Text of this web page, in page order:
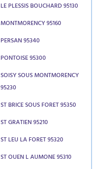
LE PLESSIS BOUCHARD 95130
MONTMORENCY 95160
PERSAN 95340
PONTOISE 95300
SOISY SOUS MONTMORENCY
95230
ST BRICE SOUS FORET 95350
ST GRATIEN 95210
ST LEU LA FORET 95320
ST OUEN L AUMONE 95310